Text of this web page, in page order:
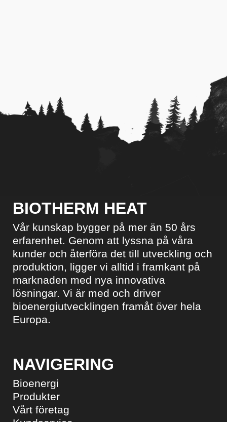
BIOTHERM HEAT
Vår kunskap bygger på mer än 50 års
erfarenhet. Genom att lyssna på våra
kunder och återföra det till utveckling och
produktion, ligger vi alltid i framkant på
marknaden med nya innovativa
lösningar. Vi är med och driver
bioenergiutvecklingen framåt över hela
Europa.
NAVIGERING
Bioenergi
Produkter
Vårt företag